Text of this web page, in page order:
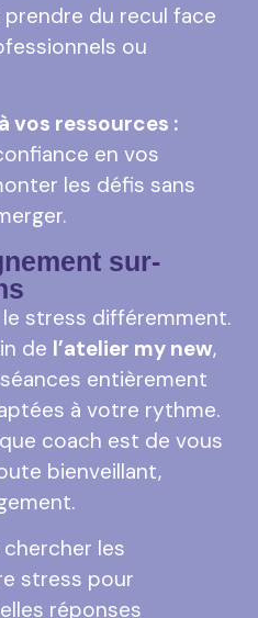
prendre du recul face
ou
vos ressources :
en vos
les défis sans
sur-
stress différemment.
de l’atelier my new,
entièrement
à votre rythme.
coach est de vous
bienveillant,
les
stress pour
réponses